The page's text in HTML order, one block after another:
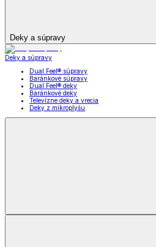
Deky a súpravy
Deky a súpravy
Dual Feel® súpravy
Baránkové súpravy
Dual Feel® deky
Baránkové deky
Televízne deky a vrecia
Deky z mikroplyšu